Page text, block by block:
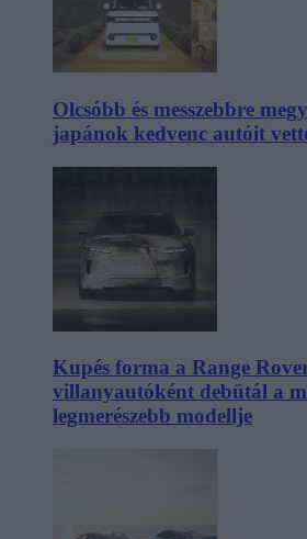
Olcsóbb és messzebbre
japánok kedvenc autóit
Kupés forma a Range
villanyautóként debütál a
legmerészebb modellje